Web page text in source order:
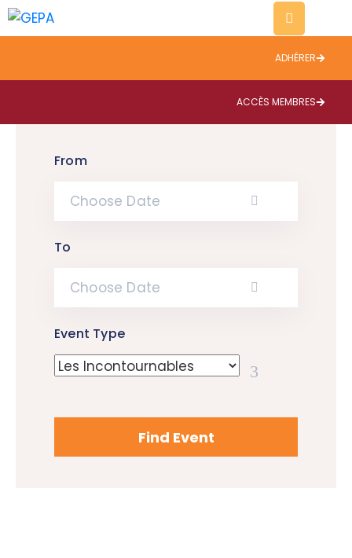
propos
ADHÉRER
ACCÈS MEMBRES
From
To
Event Type